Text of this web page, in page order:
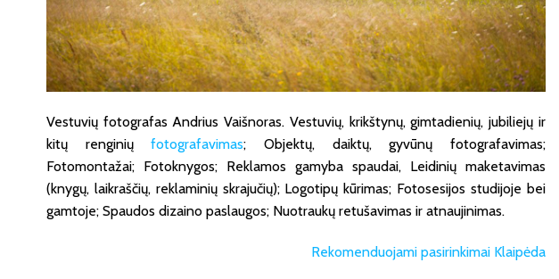
Vestuvių fotografas Andrius Vaišnoras. Vestuvių, krikštynų, gimtadienių, jubiliejų ir
kitų renginiųfotografavimas; Objektų, daiktų, gyvūnų fotografavimas;
Fotomontažai; Fotoknygos; Reklamos gamyba spaudai, Leidinių maketavimas
(knygų, laikraščių, reklaminių skrajučių); Logotipų kūrimas; Fotosesijos studijoje bei
gamtoje; Spaudos dizaino paslaugos; Nuotraukų retušavimas ir atnaujinimas.
Rekomenduojami pasirinkimai Klaipėda